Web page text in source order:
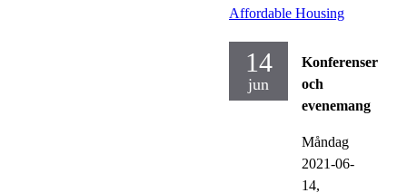
Affordable Housing
14
jun
Konferenser
och
evenemang
Måndag
2021-06-
14,